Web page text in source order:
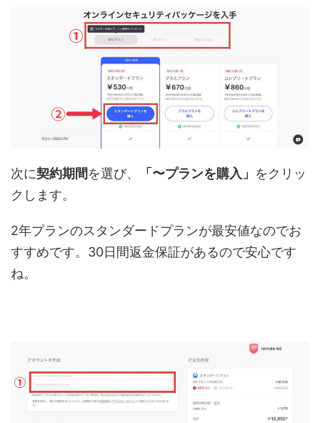
次に契約期間を選び、 「〜プランを購入」 をクリッ
クします。
2年プランのスタンダードプランが最安値なのでお
すすめです。30日間返金保証があるので安心です
ね。